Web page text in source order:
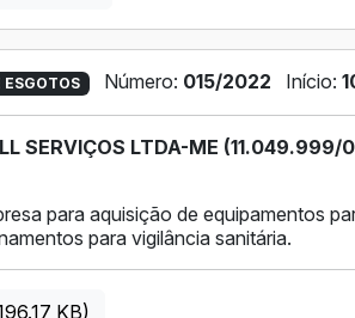
ESGOTOS Número: 015/2022 Início:
SERVIÇOS LTDA-ME (11.049.999/
para aquisição de equipamentos
para vigilância sanitária.
KB)